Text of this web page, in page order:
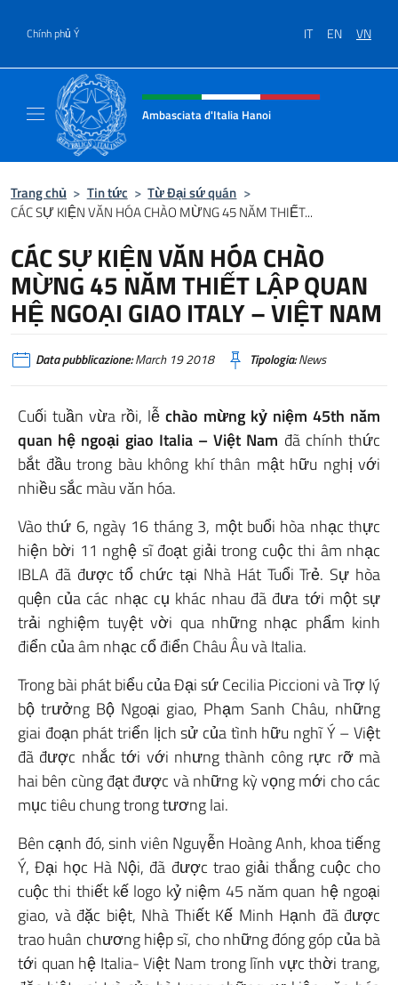
Chính phủ Ý IT EN VN
Header, social and menu of site
Ambasciata d'Italia Hanoi
Trang chủ > Tin tức > Từ Đại sứ quán >
CÁC SỰ KIỆN VĂN HÓA CHÀO MỪNG 45 NĂM THIẾT...
CÁC SỰ KIỆN VĂN HÓA CHÀO
MỪNG 45 NĂM THIẾT LẬP QUAN
HỆ NGOẠI GIAO ITALY – VIỆT NAM
Data pubblicazione:March 19 2018 Tipologia:News
Cuối tuần vừa rồi, lễ chào mừng kỷ niệm 45th năm
quan hệ ngoại giao Italia – Việt Nam đã chính thức
bắt đầu trong bàu không khí thân mật hữu nghị với
nhiều sắc màu văn hóa.
Vào thứ 6, ngày 16 tháng 3, một buổi hòa nhạc thực
hiện bời 11 nghệ sĩ đoạt giải trong cuộc thi âm nhạc
IBLA đã được tổ chức tại Nhà Hát Tuổi Trẻ. Sự hòa
quện của các nhạc cụ khác nhau đã đưa tới một sự
trải nghiệm tuyệt vời qua những nhạc phẩm kinh
điển của âm nhạc cổ điển Châu Âu và Italia.
Trong bài phát biểu của Đại sứ Cecilia Piccioni và Trợ lý
bộ trưởng Bộ Ngoại giao, Phạm Sanh Châu, những
giai đoạn phát triển lịch sử của tình hữu nghĩ Ý – Việt
đã được nhắc tới với nhưng thành công rực rỡ mà
hai bên cùng đạt được và những kỳ vọng mới cho các
mục tiêu chung trong tương lai.
Bên cạnh đó, sinh viên Nguyễn Hoàng Anh, khoa tiếng
Ý, Đại học Hà Nội, đã được trao giải thắng cuộc cho
cuộc thi thiết kế logo kỷ niệm 45 năm quan hệ ngoại
giao, và đặc biệt, Nhà Thiết Kế Minh Hạnh đã được
trao huân chương hiệp sĩ, cho những đóng góp của bà
tới quan hệ Italia- Việt Nam trong lĩnh vực thời trang,